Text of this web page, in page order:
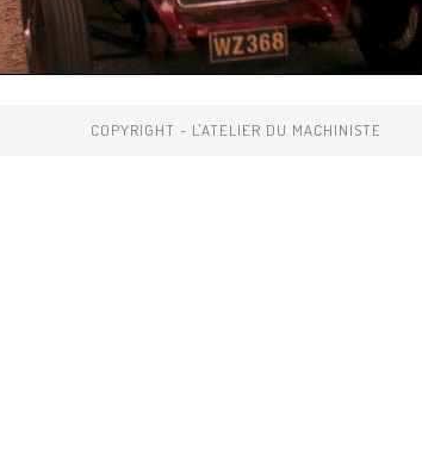
COPYRIGHT - L'ATELIER DU MACHINISTE